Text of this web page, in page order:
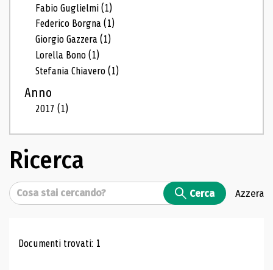
Fabio Guglielmi(1)
Federico Borgna(1)
Giorgio Gazzera(1)
Lorella Bono(1)
Stefania Chiavero(1)
Anno
2017(1)
Ricerca
Cerca Cerca Azzera
Risultati di ricerca
Documenti trovati: 1